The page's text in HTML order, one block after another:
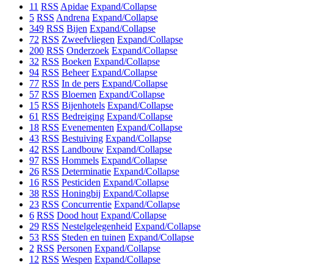
11 RSS Apidae Expand/Collapse
5 RSS Andrena Expand/Collapse
349 RSS Bijen Expand/Collapse
72 RSS Zweefvliegen Expand/Collapse
200 RSS Onderzoek Expand/Collapse
32 RSS Boeken Expand/Collapse
94 RSS Beheer Expand/Collapse
77 RSS In de pers Expand/Collapse
57 RSS Bloemen Expand/Collapse
15 RSS Bijenhotels Expand/Collapse
61 RSS Bedreiging Expand/Collapse
18 RSS Evenementen Expand/Collapse
43 RSS Bestuiving Expand/Collapse
42 RSS Landbouw Expand/Collapse
97 RSS Hommels Expand/Collapse
26 RSS Determinatie Expand/Collapse
16 RSS Pesticiden Expand/Collapse
38 RSS Honingbij Expand/Collapse
23 RSS Concurrentie Expand/Collapse
6 RSS Dood hout Expand/Collapse
29 RSS Nestelgelegenheid Expand/Collapse
53 RSS Steden en tuinen Expand/Collapse
2 RSS Personen Expand/Collapse
12 RSS Wespen Expand/Collapse